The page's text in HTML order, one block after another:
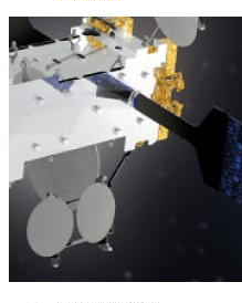
Inicio Press Room
Press releases